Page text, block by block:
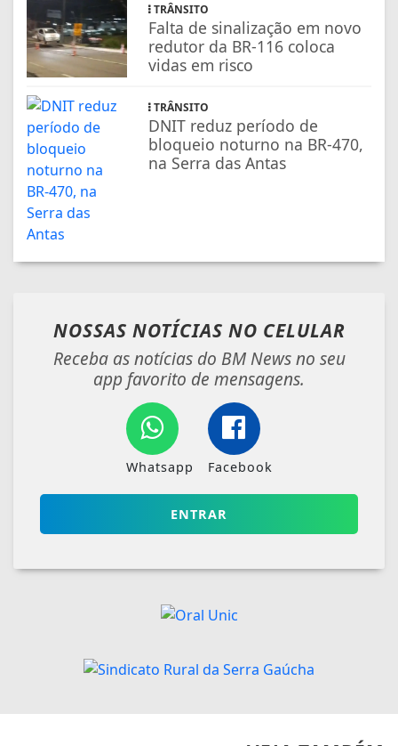
TRÂNSITO
Falta de sinalização em novo
redutor da BR-116 coloca
vidas em risco
TRÂNSITO
DNIT reduz período de
bloqueio noturno na BR-470,
na Serra das Antas
NOSSAS NOTÍCIAS NO CELULAR
Receba as notícias do BM News no seu
app favorito de mensagens.
Whatsapp Facebook
ENTRAR